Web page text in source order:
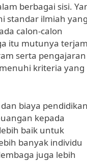
berbagai sisi.
standar ilmiah yang
calon-calon
itu mutunya
serta pengajaran
kriteria yang
biaya
kepada
baik untuk
banyak individu
juga lebih